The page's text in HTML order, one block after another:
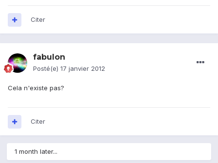
Citer
fabulon
Posté(e) 17 janvier 2012
Cela n'existe pas?
Citer
1 month later...